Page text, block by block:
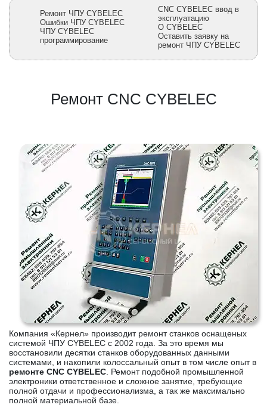
Ремонт ЧПУ CYBELEC
Ошибки ЧПУ CYBELEC
ЧПУ CYBELEC
программирование
CNC CYBELEC ввод в
эксплуатацию
О CYBELEC
Оставить заявку на
ремонт ЧПУ CYBELEC
Ремонт CNC CYBELEC
Компания «Кернел» производит ремонт станков оснащеных
системой ЧПУ CYBELEC с 2002 года. За это время мы
восстановили десятки станков оборудованных данными
системами, и накопили колоссальный опыт в том числе опыт в
ремонте CNC CYBELEC . Ремонт подобной промышленной
электроники ответственное и сложное занятие, требующие
полной отдачи и профессионализма, а так же максимально
полной материальной базе.